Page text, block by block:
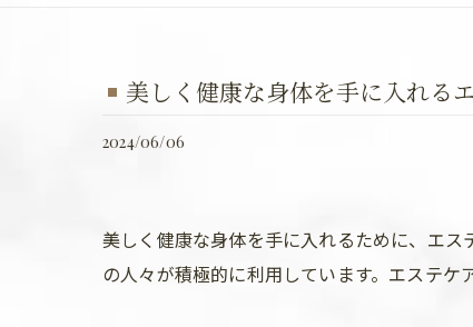
美しく健康な身体を手に入れる
2024/06/06
美しく健康な身体を手に入れるために、エ
の人々が積極的に利用しています。エステ